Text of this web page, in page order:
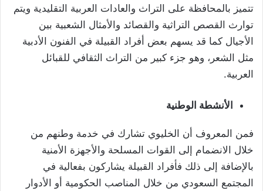
تتميز بالمحافظة على التراث والعادات العربية التقليدية ويتم
توارث القصص التراثية والقصائد والأمثال الشعبية بين
الأجيال كما قد يسهم بعض أفراد القبيلة في الفنون الأدبية
مثل الشعر، وهو جزء كبير من التراث الثقافي للقبائل
العربية.
الأنشطة الوطنية
فمن المعروف أن الخليوي تشارك في خدمة وطنهم من
خلال الانضمام إلى القوات المسلحة والأجهزة الأمنية
بالإضافة إلى ذلك فأفراد القبيلة يشاركون بفعالية في
المجتمع السعودي من خلال المناصب الحكومية أو الأدوار